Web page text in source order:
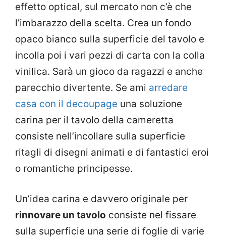
effetto optical, sul mercato non c’è che
l’imbarazzo della scelta. Crea un fondo
opaco bianco sulla superficie del tavolo e
incolla poi i vari pezzi di carta con la colla
vinilica. Sarà un gioco da ragazzi e anche
parecchio divertente. Se ami arredare
casa con il decoupage una soluzione
carina per il tavolo della cameretta
consiste nell’incollare sulla superficie
ritagli di disegni animati e di fantastici eroi
o romantiche principesse.
Un’idea carina e davvero originale per
rinnovare un tavolo consiste nel fissare
sulla superficie una serie di foglie di varie